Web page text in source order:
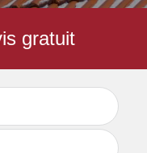
gratuit